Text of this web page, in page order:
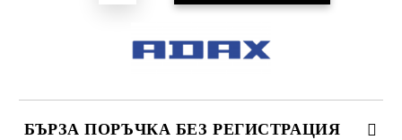
БЪРЗА ПОРЪЧКА БЕЗ РЕГИСТРАЦИЯ